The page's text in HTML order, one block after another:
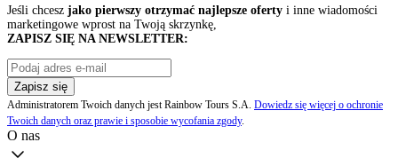
Jeśli chcesz jako pierwszy otrzymać najlepsze oferty i inne wiadomości
marketingowe wprost na Twoją skrzynkę,
ZAPISZ SIĘ NA NEWSLETTER:
Zapisz się
Administratorem Twoich danych jest Rainbow Tours S.A. Dowiedz się więcej o ochronie
Twoich danych oraz prawie i sposobie wycofania zgody.
O nas